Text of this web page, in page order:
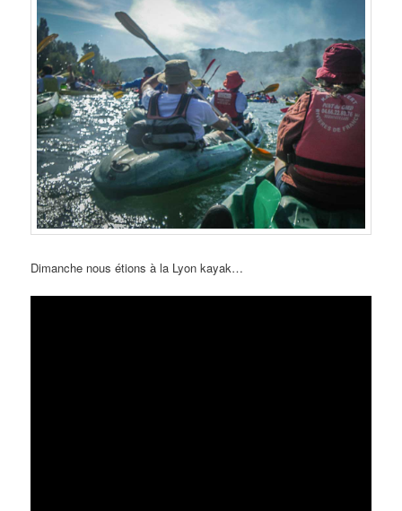
Dimanche nous étions à la Lyon kayak…